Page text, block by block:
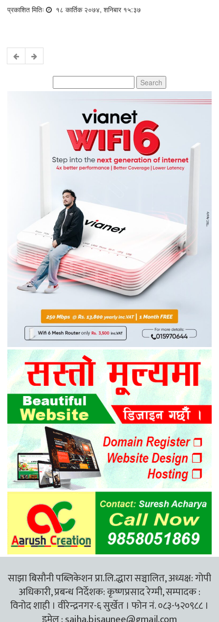
प्रकाशित मितिः १८ कार्तिक २०७४, शनिबार १५:३७
for:
साझा बिसौनी पब्लिकेशन प्रा.लि.द्धारा सञ्चालित, अध्यक्ष: गोपी
अधिकारी, प्रबन्ध निर्देशक: कृष्णप्रसाद रेग्मी, सम्पादक :
विनोद शाही । वीरेन्द्रनगर-६ सुर्खेत । फोन नं. ०८३-५२०९८८ ।